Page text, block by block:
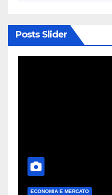
Posts Slider
ECONOMIA E MERCATO